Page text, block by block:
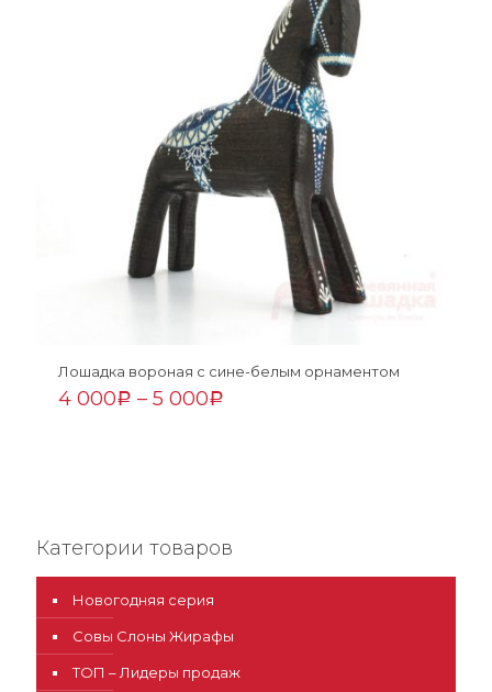
Лошадка вороная с сине-белым орнаментом
4 000Р – 5 000Р
Категории товаров
Новогодняя серия
Совы Слоны Жирафы
ТОП – Лидеры продаж